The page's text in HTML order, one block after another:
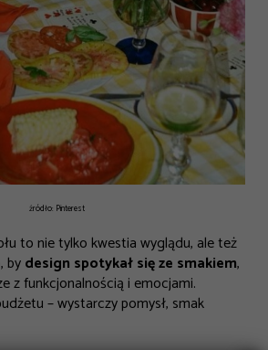
źródło: Pinterest
to nie tylko kwestia wyglądu, ale też
bydesign spotykał się ze smakiem,
z funkcjonalnością i emocjami.
– wystarczy pomysł, smak